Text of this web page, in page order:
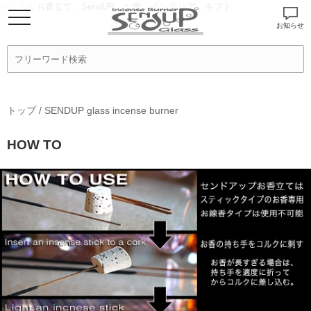
ガラス製お香立て、SendUP、お香、インテリア、ギフト
お知らせ
トップ/ SENDUP glass incense burner
HOW TO